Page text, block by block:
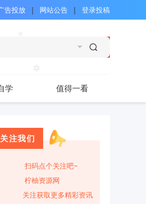
登录投稿
|
网站公告
|
告投放
学 值得一看
关注我们
扫码点个关注吧~
柠柚资源网
关注获取更多精彩资讯